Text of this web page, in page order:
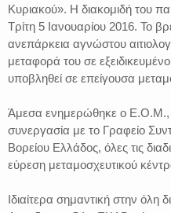
Κυριακού». Η διακομιδή του
Τρίτη 5 Ιανουαρίου 2016. Το
ανεπάρκεια αγνώστου
μεταφορά του σε
υποβληθεί σε επείγουσα
Άμεσα ενημερώθηκε ο Ε.Ο.Μ.,
συνεργασία με το Γραφείο
Βορείου Ελλάδος, όλες τις
εύρεση μεταμοσχευτικού
Ιδιαίτερα σημαντική στην όλη